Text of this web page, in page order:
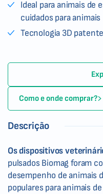
Ideal para animais de
cuidados para animais
Tecnologia 3D
Como e onde comprar?
Descrição
Os dispositivos
pulsados Biomag foram
desempenho de animais
populares para animais